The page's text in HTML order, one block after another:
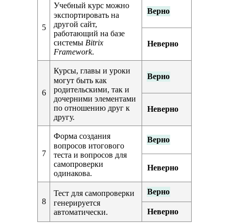
5
Учебный курс можно
экспортировать на
другой сайт,
работающий на базе
системы Bitrix
Framework.
Верно
Неверно
6
Курсы, главы и уроки
могут быть как
родительскими, так и
дочерними элементами
по отношению друг к
другу.
Верно
Неверно
7
Форма создания
вопросов итогового
теста и вопросов для
самопроверки
одинакова.
Верно
Неверно
8
Тест для самопроверки
генерируется
автоматически.
Верно
Неверно